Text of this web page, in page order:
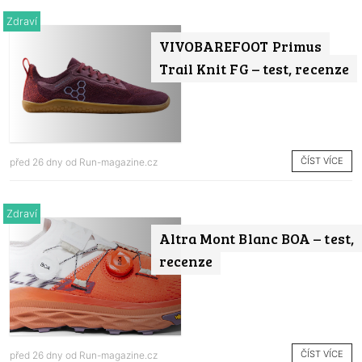
VIVOBAREFOOT Primus
Trail Knit FG – test, recenze
Zdraví
před 26 dny od Run-magazine.cz ČÍST VÍCE
Altra Mont Blanc BOA – test,
recenze
Zdraví
před 26 dny od Run-magazine.cz ČÍST VÍCE